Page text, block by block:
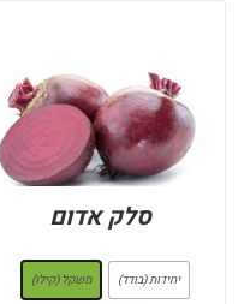
סלק אדום
יחידות (בודד) משקל (קילו)